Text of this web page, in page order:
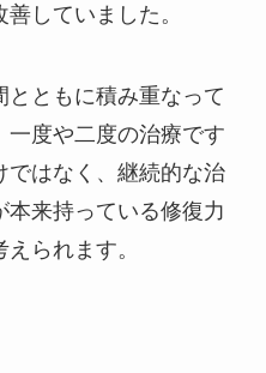
していました。
とともに積み重なって
一度や二度の治療です
ではなく、継続的な治
来持っている修復力
られます。